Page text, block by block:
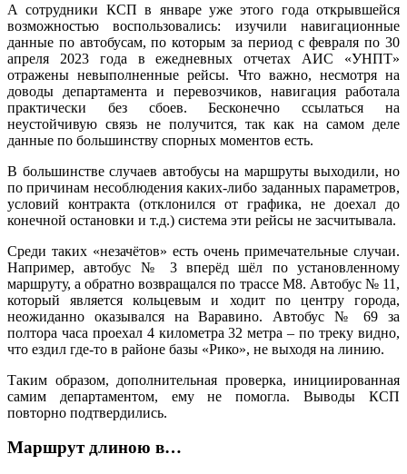
А сотрудники КСП в январе уже этого года открывшейся
возможностью воспользовались: изучили навигационные
данные по автобусам, по которым за период с февраля по 30
апреля 2023 года в ежедневных отчетах АИС «УНПТ»
отражены невыполненные рейсы. Что важно, несмотря на
доводы департамента и перевозчиков, навигация работала
практически без сбоев. Бесконечно ссылаться на
неустойчивую связь не получится, так как на самом деле
данные по большинству спорных моментов есть.
В большинстве случаев автобусы на маршруты выходили, но
по причинам несоблюдения каких-либо заданных параметров,
условий контракта (отклонился от графика, не доехал до
конечной остановки и т.д.) система эти рейсы не засчитывала.
Среди таких «незачётов» есть очень примечательные случаи.
Например, автобус № 3 вперёд шёл по установленному
маршруту, а обратно возвращался по трассе М8. Автобус № 11,
который является кольцевым и ходит по центру города,
неожиданно оказывался на Варавино. Автобус № 69 за
полтора часа проехал 4 километра 32 метра – по треку видно,
что ездил где-то в районе базы «Рико», не выходя на линию.
Таким образом, дополнительная проверка, инициированная
самим департаментом, ему не помогла. Выводы КСП
повторно подтвердились.
Маршрут длиною в…